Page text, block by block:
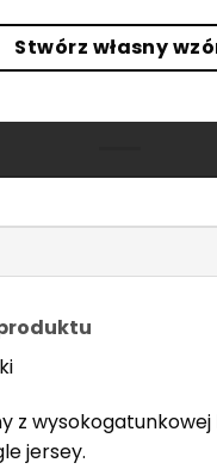
Stwórz własny
z wysokogatunkowej
jersey.